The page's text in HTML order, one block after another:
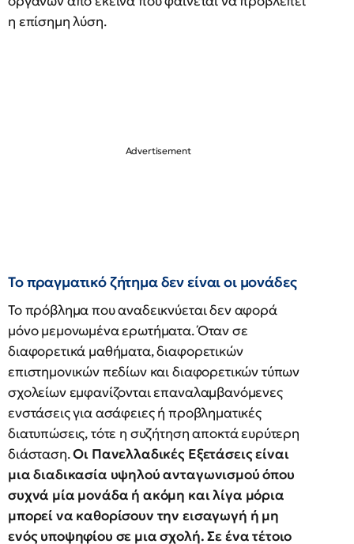
η επίσημη λύση.
Το πραγματικό ζήτημα δεν είναι οι μονάδες
Το πρόβλημα που αναδεικνύεται δεν αφορά
μόνο μεμονωμένα ερωτήματα. Όταν σε
διαφορετικά μαθήματα, διαφορετικών
επιστημονικών πεδίων και διαφορετικών τύπων
σχολείων εμφανίζονται επαναλαμβανόμενες
ενστάσεις για ασάφειες ή προβληματικές
διατυπώσεις, τότε η συζήτηση αποκτά ευρύτερη
διάσταση.Οι Πανελλαδικές Εξετάσεις είναι
μια διαδικασία υψηλού ανταγωνισμού όπου
συχνά μία μονάδα ή ακόμη και λίγα μόρια
μπορεί να καθορίσουν την εισαγωγή ή μη
ενός υποψηφίου σε μια σχολή. Σε ένα τέτοιο